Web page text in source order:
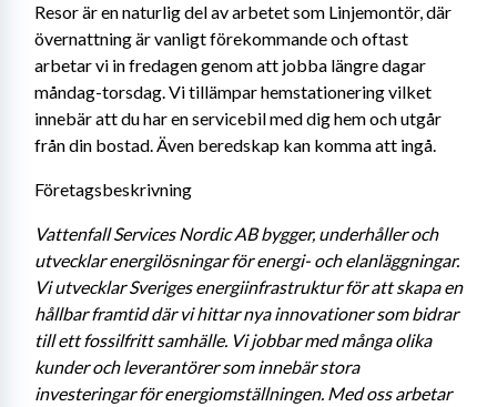
Resor är en naturlig del av arbetet som Linjemontör, där
övernattning är vanligt förekommande och oftast
arbetar vi in fredagen genom att jobba längre dagar
måndag-torsdag. Vi tillämpar hemstationering vilket
innebär att du har en servicebil med dig hem och utgår
från din bostad. Även beredskap kan komma att ingå.
Företagsbeskrivning
Vattenfall Services Nordic AB bygger, underhåller och
utvecklar energilösningar för energi- och elanläggningar.
Vi utvecklar Sveriges energiinfrastruktur för att skapa en
hållbar framtid där vi hittar nya innovationer som bidrar
till ett fossilfritt samhälle. Vi jobbar med många olika
kunder och leverantörer som innebär stora
investeringar för energiomställningen. Med oss arbetar